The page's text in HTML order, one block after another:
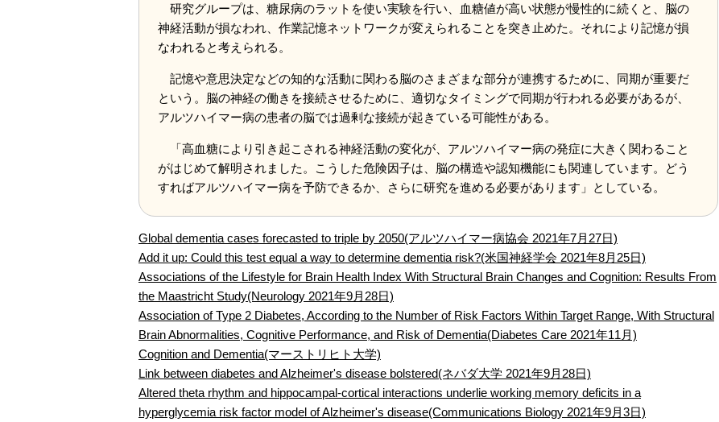
研究グループは、糖尿病のラットを使い実験を行い、血糖値が高い状態が慢性的に続くと、脳の
神経活動が損なわれ、作業記憶ネットワークが変えられることを突き止めた。それにより記憶が損
なわれると考えられる。
記憶や意思決定などの知的な活動に関わる脳のさまざまな部分が連携するために、同期が重要だ
という。脳の神経の働きを接続させるために、適切なタイミングで同期が行われる必要があるが、
アルツハイマー病の患者の脳では過剰な接続が起きている可能性がある。
「高血糖により引き起こされる神経活動の変化が、アルツハイマー病の発症に大きく関わること
がはじめて解明されました。こうした危険因子は、脳の構造や認知機能にも関連しています。どう
すればアルツハイマー病を予防できるか、さらに研究を進める必要があります」としている。
Global dementia cases forecasted to triple by 2050(アルツハイマー病協会 2021年7月27日)
Add it up: Could this test equal a way to determine dementia risk?(米国神経学会 2021年8月25日)
Associations of the Lifestyle for Brain Health Index With Structural Brain Changes and Cognition: Results From
the Maastricht Study(Neurology 2021年9月28日)
Association of Type 2 Diabetes, According to the Number of Risk Factors Within Target Range, With Structural
Brain Abnormalities, Cognitive Performance, and Risk of Dementia(Diabetes Care 2021年11月)
Cognition and Dementia(マーストリヒト大学)
Link between diabetes and Alzheimer's disease bolstered(ネバダ大学 2021年9月28日)
Altered theta rhythm and hippocampal-cortical interactions underlie working memory deficits in a
hyperglycemia risk factor model of Alzheimer's disease(Communications Biology 2021年9月3日)